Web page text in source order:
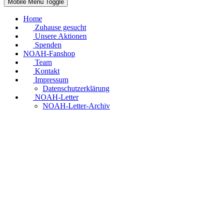
Mobile Menu Toggle
Home
Zuhause gesucht
Unsere Aktionen
Spenden
NOAH-Fanshop
Team
Kontakt
Impressum
Datenschutzerklärung
NOAH-Letter
NOAH-Letter-Archiv